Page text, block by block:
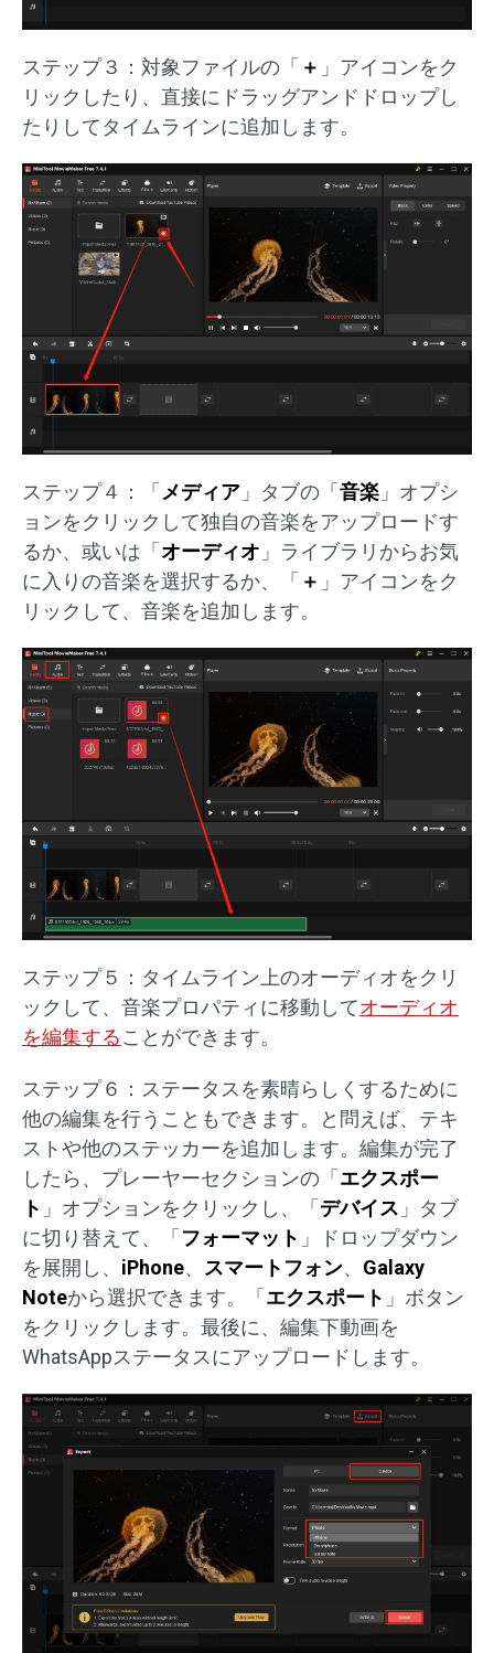
ステップ３：対象ファイルの「 ＋ 」アイコンをク
リックしたり、直接にドラッグアンドドロップし
たりしてタイムラインに追加します。
ステップ４：「 メディア 」タブの「 音楽 」オプシ
ョンをクリックして独自の音楽をアップロードす
るか、或いは「 オーディオ 」ライブラリからお気
に入りの音楽を選択するか、「 ＋ 」アイコンをク
リックして、音楽を追加します。
ステップ５：タイムライン上のオーディオをクリ
ックして、音楽プロパティに移動してオーディオ
を編集することができます。
ステップ６：ステータスを素晴らしくするために
他の編集を行うこともできます。と問えば、テキ
ストや他のステッカーを追加します。編集が完了
したら、プレーヤーセクションの「エクスポー
ト 」オプションをクリックし、「デバイス 」タブ
に切り替えて、「フォーマット 」ドロップダウン
を展開し、 iPhone、 スマートフォン、 Galaxy
Noteから選択できます。「エクスポート 」ボタン
をクリックします。最後に、編集下動画を
WhatsAppステータスにアップロードします。